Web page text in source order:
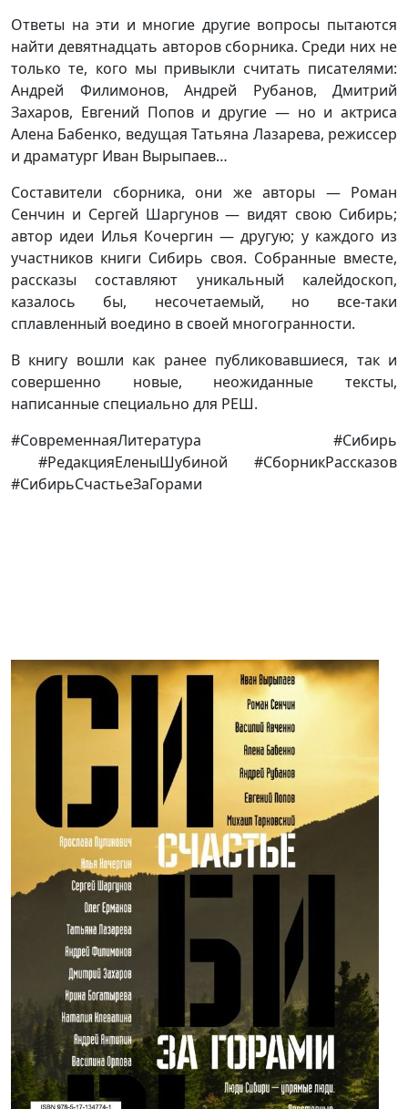
Ответы на эти и многие другие вопросы пытаются
найти девятнадцать авторов сборника. Среди них не
только те, кого мы привыкли считать писателями:
Андрей Филимонов, Андрей Рубанов, Дмитрий
Захаров, Евгений Попов и другие — но и актриса
Алена Бабенко, ведущая Татьяна Лазарева, режиссер
и драматург Иван Вырыпаев…
Составители сборника, они же авторы — Роман
Сенчин и Сергей Шаргунов — видят свою Сибирь;
автор идеи Илья Кочергин — другую; у каждого из
участников книги Сибирь своя. Собранные вместе,
рассказы составляют уникальный калейдоскоп,
казалось бы, несочетаемый, но все-таки
сплавленный воедино в своей многогранности.
В книгу вошли как ранее публиковавшиеся, так и
совершенно новые, неожиданные тексты,
написанные специально для РЕШ.
#СовременнаяЛитература #Сибирь
#РедакцияЕленыШубиной #СборникРассказов
#СибирьСчастьеЗаГорами